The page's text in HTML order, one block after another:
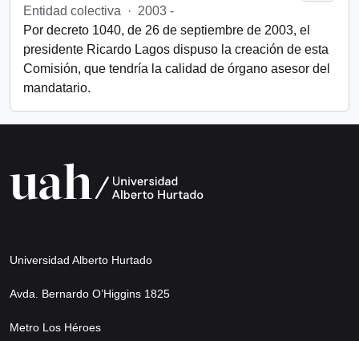
Entidad colectiva
· 2003 -
Por decreto 1040, de 26 de septiembre de 2003, el
presidente Ricardo Lagos dispuso la creación de esta
Comisión, que tendría la calidad de órgano asesor del
mandatario.
Universidad Alberto Hurtado
Avda. Bernardo O’Higgins 1825
Metro Los Héroes